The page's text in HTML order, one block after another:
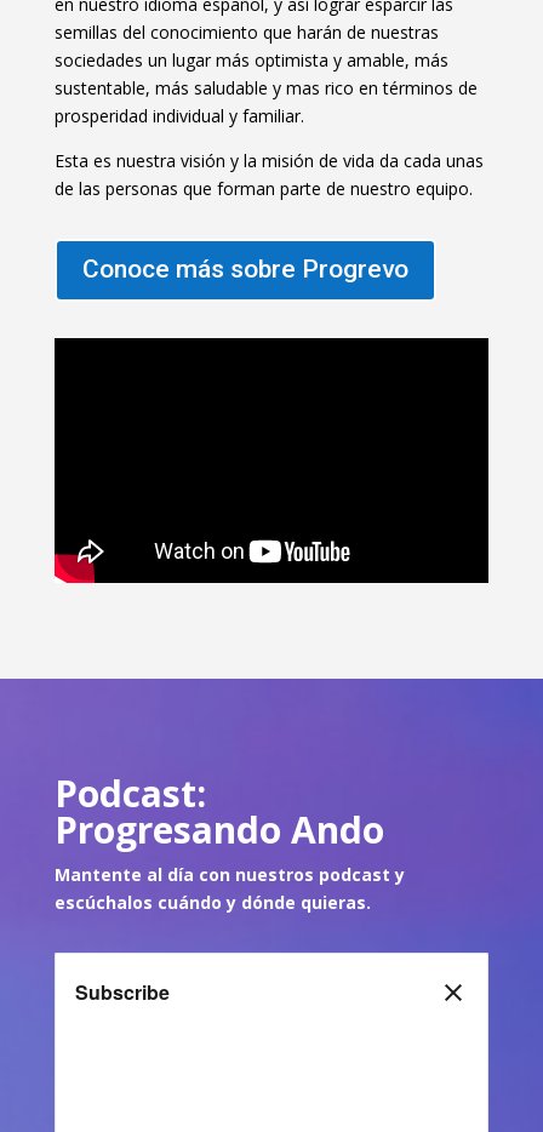
semillas del conocimiento que harán de nuestras
sociedades un lugar más optimista y amable, más
sustentable, más saludable y mas rico en términos de
prosperidad individual y familiar.
Esta es nuestra visión y la misión de vida da cada unas
de las personas que forman parte de nuestro equipo.
Conoce más sobre Progrevo
Podcast:
Progresando Ando
Mantente al día con nuestros podcast y
escúchalos cuándo y dónde quieras.